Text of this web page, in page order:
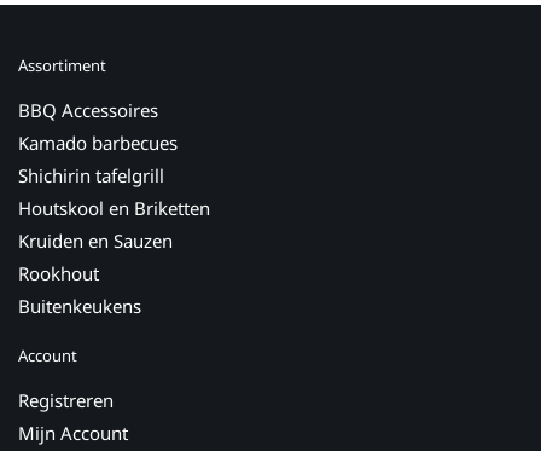
Assortiment
BBQ Accessoires
Kamado barbecues
Shichirin tafelgrill
Houtskool en Briketten
Kruiden en Sauzen
Rookhout
Buitenkeukens
Account
Registreren
Mijn Account